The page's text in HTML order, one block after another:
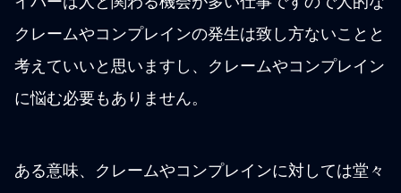
クレームやコンプレインの発生は致し方ないことと
考えていいと思いますし、クレームやコンプレイン
に悩む必要もありません。
ある意味、クレームやコンプレインに対しては堂々